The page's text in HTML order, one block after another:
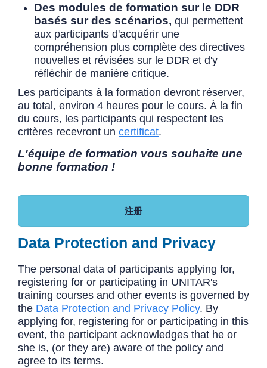
Des modules de formation sur le DDR
basés sur des scénarios, qui permettent
aux participants d'acquérir une
compréhension plus complète des directives
nouvelles et révisées sur le DDR et d'y
réfléchir de manière critique.
Les participants à la formation devront réserver,
au total, environ 4 heures pour le cours. À la fin
du cours, les participants qui respectent les
critères recevront un certificat.
L'équipe de formation vous souhaite une
bonne formation !
注册
Data Protection and Privacy
The personal data of participants applying for,
registering for or participating in UNITAR's
training courses and other events is governed by
the Data Protection and Privacy Policy. By
applying for, registering for or participating in this
event, the participant acknowledges that he or
she is, (or they are) aware of the policy and
agree to its terms.